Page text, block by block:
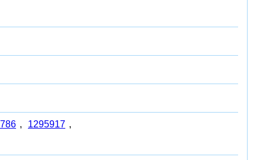
, 1295917 ,